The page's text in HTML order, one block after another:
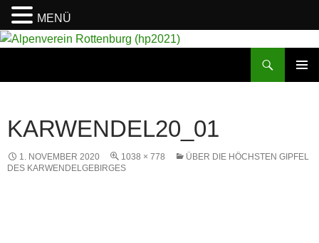
KARWENDEL20_01
1. NOVEMBER 2020 1038 × 778
ÜBER DIE HÖCHSTEN GIPFEL
DES KARWENDELGEBIRGES
MENÜ